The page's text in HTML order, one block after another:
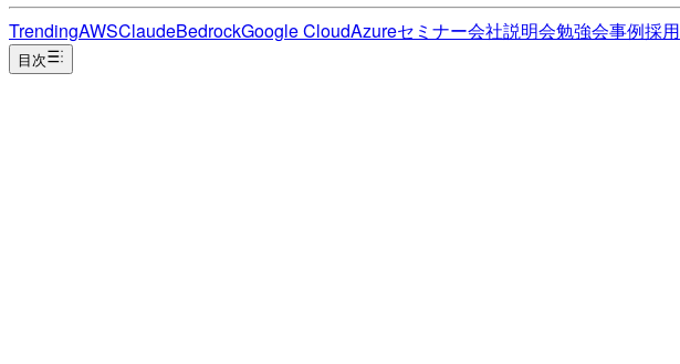
TrendingAWSClaudeBedrockGoogle CloudAzureセミナー会社説明会勉強会事例採用
目次